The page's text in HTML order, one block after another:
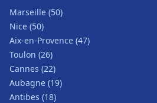
Marseille (50)
Nice (50)
Aix-en-Provence (47)
Toulon (26)
Cannes (22)
Aubagne (19)
Antibes (18)